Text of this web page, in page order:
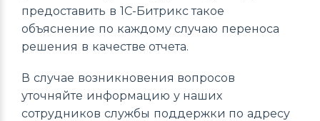
предоставить в 1С-Битрикс такое
объяснение по каждому случаю переноса
решения в качестве отчета.
В случае возникновения вопросов
уточняйте информацию у наших
сотрудников службы поддержки по адресу